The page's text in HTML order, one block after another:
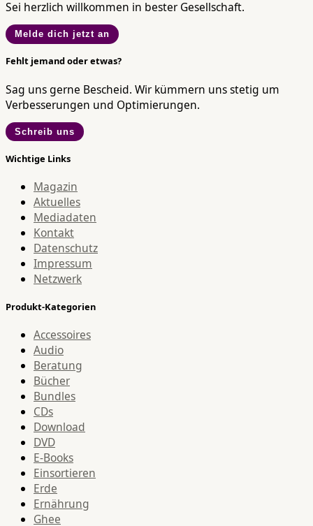
Sei herzlich willkommen in bester Gesellschaft.
Melde dich jetzt an
Fehlt jemand oder etwas?
Sag uns gerne Bescheid. Wir kümmern uns stetig um
Verbesserungen und Optimierungen.
Schreib uns
Wichtige Links
Magazin
Aktuelles
Mediadaten
Kontakt
Datenschutz
Impressum
Netzwerk
Produkt-Kategorien
Accessoires
Audio
Beratung
Bücher
Bundles
CDs
Download
DVD
E-Books
Einsortieren
Erde
Ernährung
Ghee